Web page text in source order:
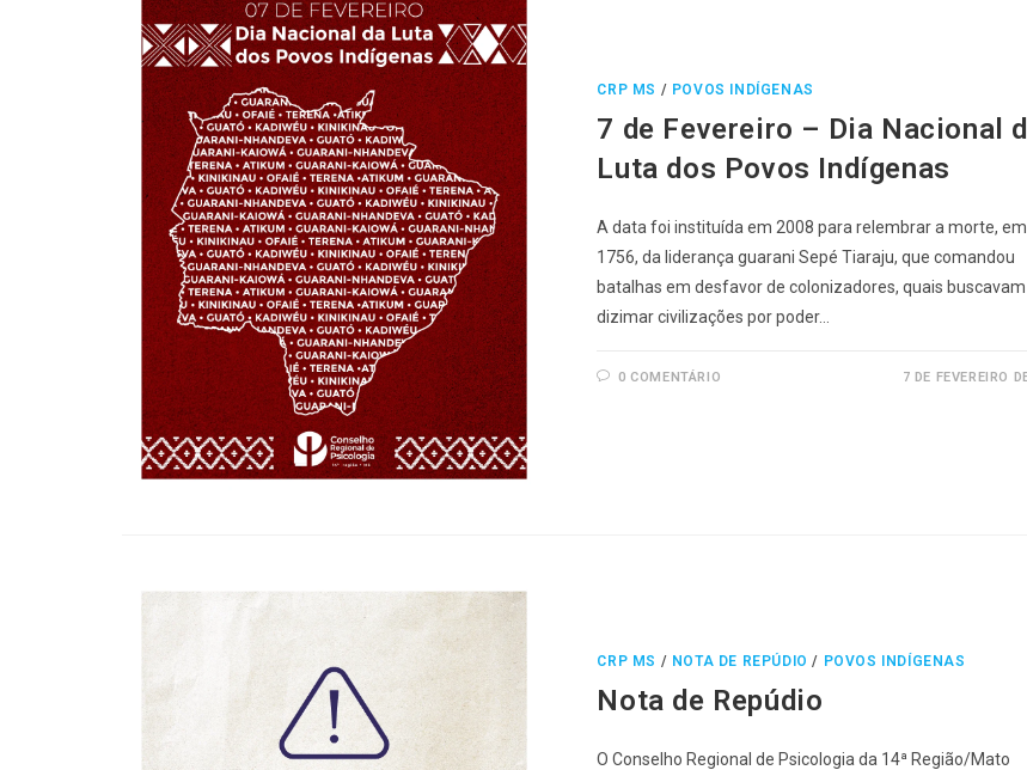
CRP MS / POVOS INDÍGENAS
7 de Fevereiro – Dia Nacional
Luta dos Povos Indígenas
A data foi instituída em 2008 para relembrar a morte, em
1756, da liderança guarani Sepé Tiaraju, que comandou
batalhas em desfavor de colonizadores, quais buscavam
dizimar civilizações por poder…
0 COMENTÁRIO 7 DE FEVEREIRO
CRP MS / NOTA DE REPÚDIO / POVOS INDÍGENAS
Nota de Repúdio
O Conselho Regional de Psicologia da 14ª Região/Mato